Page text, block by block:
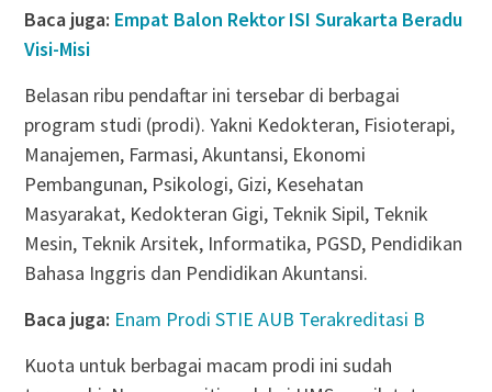
Baca juga: Empat Balon Rektor ISI Surakarta Beradu
Visi-Misi
Belasan ribu pendaftar ini tersebar di berbagai
program studi (prodi). Yakni Kedokteran, Fisioterapi,
Manajemen, Farmasi, Akuntansi, Ekonomi
Pembangunan, Psikologi, Gizi, Kesehatan
Masyarakat, Kedokteran Gigi, Teknik Sipil, Teknik
Mesin, Teknik Arsitek, Informatika, PGSD, Pendidikan
Bahasa Inggris dan Pendidikan Akuntansi.
Baca juga: Enam Prodi STIE AUB Terakreditasi B
Kuota untuk berbagai macam prodi ini sudah